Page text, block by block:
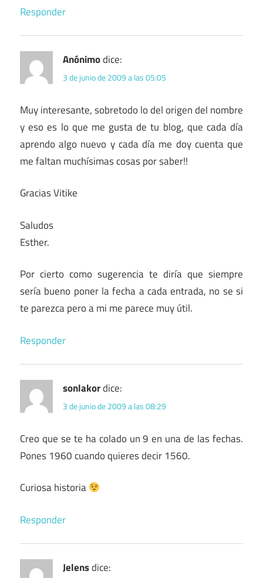
Responder
Anónimodice:
3 de junio de 2009 a las 05:05
Muy interesante, sobretodo lo del origen del nombre
y eso es lo que me gusta de tu blog, que cada día
aprendo algo nuevo y cada día me doy cuenta que
me faltan muchísimas cosas por saber!!
Gracias Vitike
Saludos
Esther.
Por cierto como sugerencia te diría que siempre
sería bueno poner la fecha a cada entrada, no se si
te parezca pero a mi me parece muy útil.
Responder
sonlakordice:
3 de junio de 2009 a las 08:29
Creo que se te ha colado un 9 en una de las fechas.
Pones 1960 cuando quieres decir 1560.
Curiosa historia
Responder
Jelensdice: